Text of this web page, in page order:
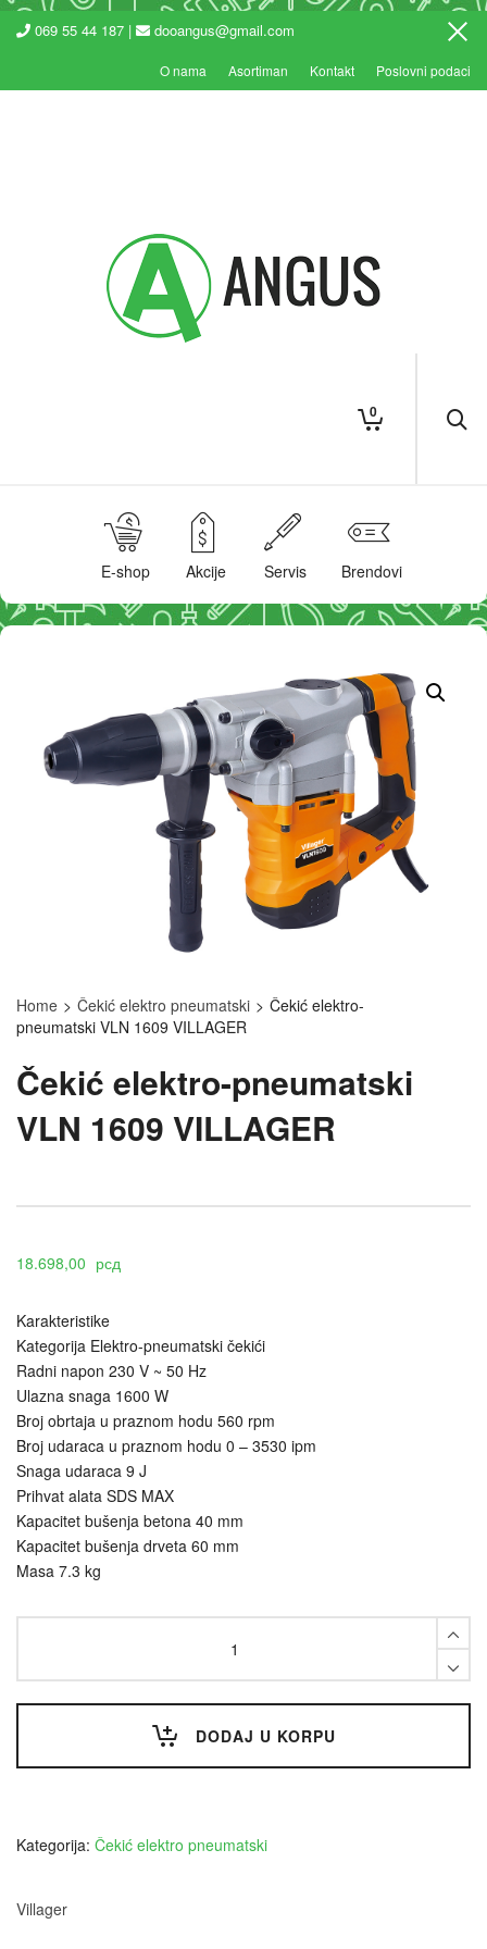
069 55 44 187 | dooangus@gmail.com
O nama Asortiman Kontakt Poslovni podaci
0
E-shop Akcije Servis Brendovi
Home > Čekić elektro pneumatski > Čekić elektro-
pneumatski VLN 1609 VILLAGER
Čekić elektro-pneumatski
VLN 1609 VILLAGER
18.698,00 рсд
Karakteristike
Kategorija Elektro-pneumatski čekići
Radni napon 230 V ~ 50 Hz
Ulazna snaga 1600 W
Broj obrtaja u praznom hodu 560 rpm
Broj udaraca u praznom hodu 0 – 3530 ipm
Snaga udaraca 9 J
Prihvat alata SDS MAX
Kapacitet bušenja betona 40 mm
Kapacitet bušenja drveta 60 mm
Masa 7.3 kg
Čekić
1609
DODAJ U KORPU
Kategorija: Čekić elektro pneumatski
Villager